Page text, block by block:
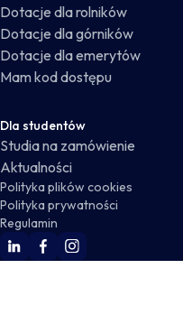
Dotacje dla rolników
Dotacje dla górników
Dotacje dla emerytów
Mam kod dostępu
Dla studentów
Studia na zamówienie
Aktualności
Polityka plików cookies
Polityka prywatności
Regulamin
WSKZ Linkedin
WSKZ Facebook
WSKZ Instagram